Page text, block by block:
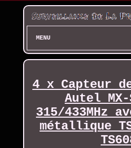
MENU
4 x Capteur de
Autel MX-
315/433MHz
métallique